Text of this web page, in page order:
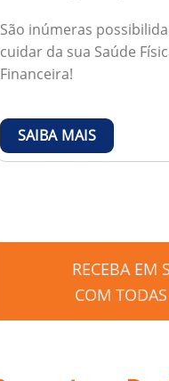
São inúmeras
cuidar da sua Saúde
Financeira!
SAIBA MAIS
RECEBA EM
COM